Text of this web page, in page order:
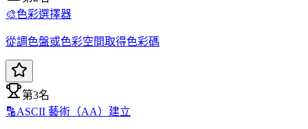
🎨色彩選擇器
從調色盤或色彩空間取得色彩碼
第3名
🔡ASCII 藝術（AA）建立